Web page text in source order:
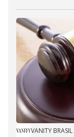
VANITY BRASIL